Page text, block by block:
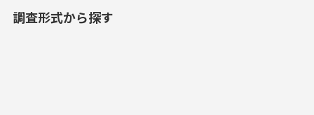
調査形式から探す